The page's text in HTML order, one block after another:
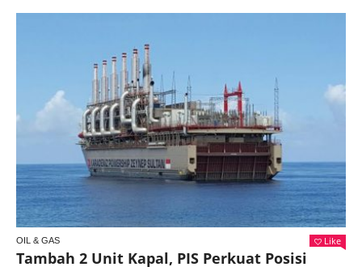
OIL & GAS Like
Tambah 2 Unit Kapal, PIS Perkuat Posisi